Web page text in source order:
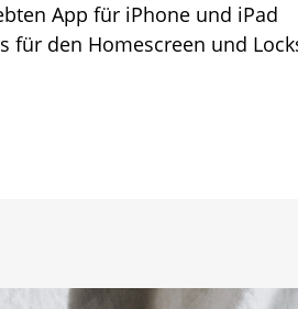
App für iPhone und iPad
den Homescreen und